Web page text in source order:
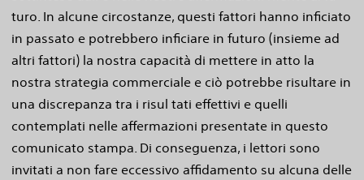
turo. In alcune circostanze, questi fattori hanno inficiato
in passato e potrebbero inficiare in futuro (insieme ad
altri fattori) la nostra capacità di mettere in atto la
nostra strategia commerciale e ciò potrebbe risultare in
una discrepanza tra i risul tati effettivi e quelli
contemplati nelle affermazioni presentate in questo
comunicato stampa. Di conseguenza, i lettori sono
invitati a non fare eccessivo affidamento su alcuna delle